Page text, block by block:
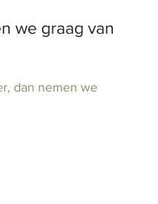
we graag van
dan nemen we